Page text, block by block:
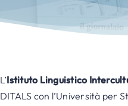
L’Istituto Linguistico
DITALS con l’Università per